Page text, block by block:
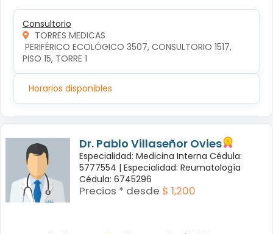
Consultorio
TORRES MEDICAS
PISO 15, TORRE 1
Horarios disponibles
Dr. Pablo Villaseñor Ovies
Especialidad: Medicina Interna Cédula:
5777554 | Especialidad: Reumatología
Cédula: 6745296
Precios * desde $ 1,200